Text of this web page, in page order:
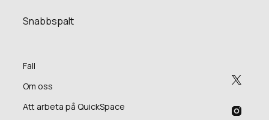
Snabbspalt
Fall
Om oss
Att arbeta på QuickSpace